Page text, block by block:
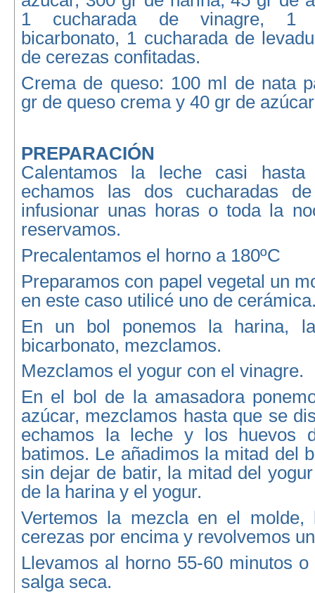
1 cucharada de vinagre, 1
bicarbonato, 1 cucharada de
de cerezas confitadas.
Crema de queso: 100 ml de nata
gr de queso crema y 40 gr de
PREPARACIÓN
Calentamos la leche casi
echamos las dos cucharadas
infusionar unas horas o toda la
reservamos.
Precalentamos el horno a 180ºC
Preparamos con papel vegetal un
en este caso utilicé uno de
En un bol ponemos la harina,
bicarbonato, mezclamos.
Mezclamos el yogur con el vinagre.
En el bol de la amasadora
azúcar, mezclamos hasta que se
echamos la leche y los huevos
batimos. Le añadimos la mitad del
sin dejar de batir, la mitad del
de la harina y el yogur.
Vertemos la mezcla en el molde,
cerezas por encima y revolvemos
Llevamos al horno 55-60 minutos
salga seca.